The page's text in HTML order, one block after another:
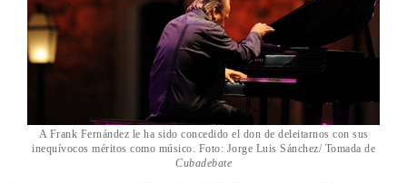
A Frank Fernández le ha sido concedido el don de deleitarnos con sus
inequívocos méritos como músico. Foto: Jorge Luis Sánchez/ Tomada de
Cubadebate